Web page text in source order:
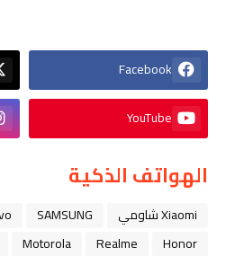
Facebook
YouTube
الهواتف الذكية
Xiaomi شاومي SAMSUNG
Honor
Realme
Motorola